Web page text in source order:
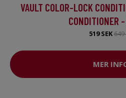
VAULT COLOR-LOCK
CONDITIONER
519 SEK649
MER